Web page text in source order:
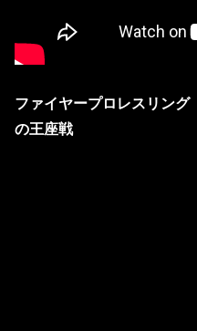
ファイヤープロレスリン
の王座戦